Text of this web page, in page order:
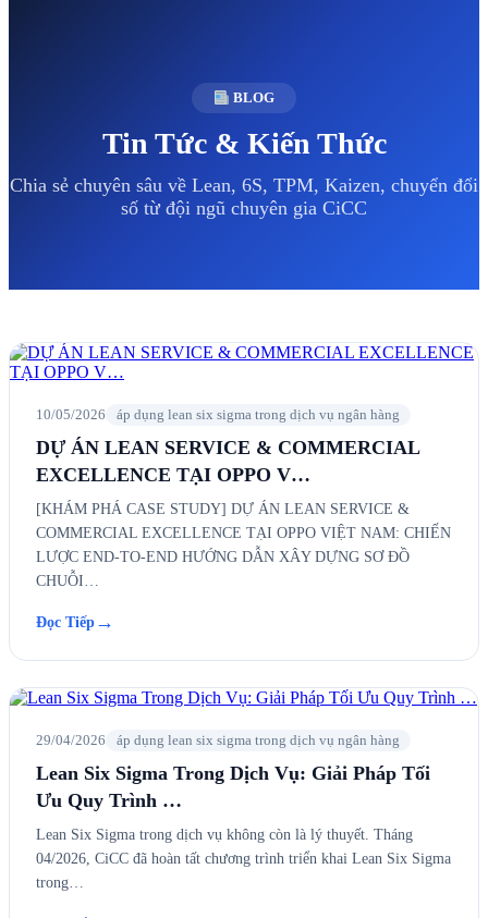
BLOG
Tin Tức & Kiến Thức
Chia sẻ chuyên sâu về Lean, 6S, TPM, Kaizen, chuyển đổi
số từ đội ngũ chuyên gia CiCC
10/05/2026 áp dụng lean six sigma trong dịch vụ ngân hàng
DỰ ÁN LEAN SERVICE & COMMERCIAL
EXCELLENCE TẠI OPPO V…
[KHÁM PHÁ CASE STUDY] DỰ ÁN LEAN SERVICE &
COMMERCIAL EXCELLENCE TẠI OPPO VIỆT NAM: CHIẾN
LƯỢC END-TO-END HƯỚNG DẪN XÂY DỰNG SƠ ĐỒ
CHUỖI…
Đọc Tiếp →
29/04/2026 áp dụng lean six sigma trong dịch vụ ngân hàng
Lean Six Sigma Trong Dịch Vụ: Giải Pháp Tối
Ưu Quy Trình …
Lean Six Sigma trong dịch vụ không còn là lý thuyết. Tháng
04/2026, CiCC đã hoàn tất chương trình triển khai Lean Six Sigma
trong…